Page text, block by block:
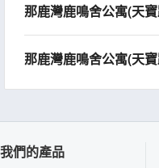
那鹿灣鹿鳴舍公寓(天
那鹿灣鹿鳴舍公寓(天
我們的產品